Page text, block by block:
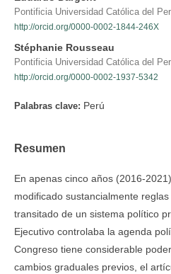
Pontificia Universidad Católica del
http://orcid.org/0000-0002-1844-246X
Stéphanie Rousseau
Pontificia Universidad Católica del
http://orcid.org/0000-0002-1937-5342
Palabras clave: Perú
Resumen
En apenas cinco años (2016-
modificado sustancialmente
transitado de un sistema político
Ejecutivo controlaba la agenda
Congreso tiene considerable
cambios graduales previos, el